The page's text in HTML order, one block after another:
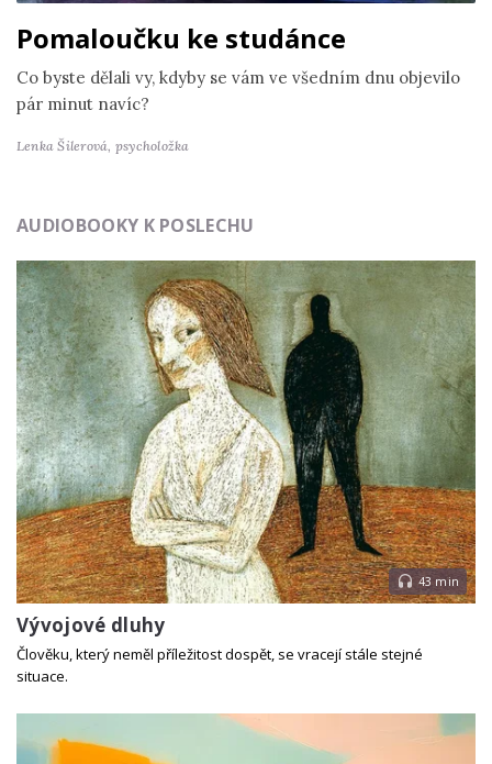
Pomaloučku ke studánce
Co byste dělali vy, kdyby se vám ve všedním dnu objevilo
pár minut navíc?
Lenka Šilerová, psycholožka
AUDIOBOOKY K POSLECHU
43 min
Vývojové dluhy
Člověku, který neměl příležitost dospět, se vracejí stále stejné
situace.